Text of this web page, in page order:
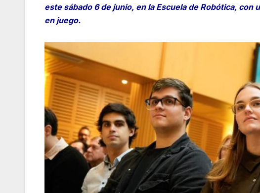
este sábado 6 de junio, en la Escuela de Robótica,
en juego.